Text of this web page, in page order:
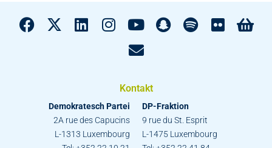
Kontakt
Demokratesch Partei
2A rue des Capucins
L-1313 Luxembourg
DP-Fraktion
9 rue du St. Esprit
L-1475 Luxembourg